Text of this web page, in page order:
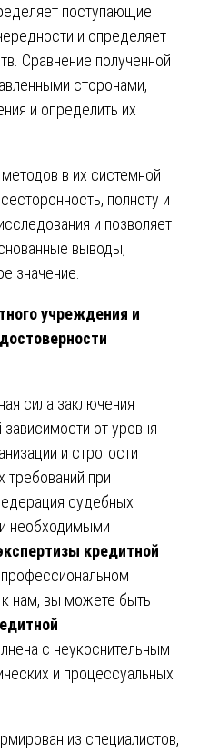
поступающие
и определяет
Сравнение полученной
сторонами,
и определить их
в их системной
полноту и
и позволяет
выводы,
значение.
учреждения и
сила заключения
от уровня
и строгости
при
судебных
необходимыми
кредитной
нам, вы можете быть
с неукоснительным
и процессуальных
из специалистов,